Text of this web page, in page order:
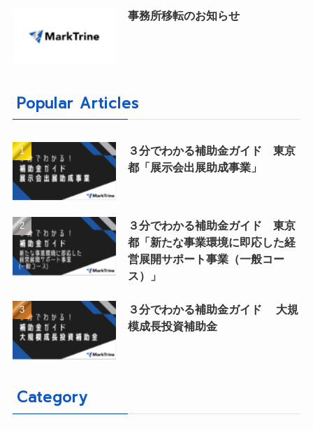
事務所移転のお知らせ
Popular Articles
３分でわかる補助金ガイド 東京
都「展示会出展助成事業」
３分でわかる補助金ガイド 東京
都「新たな事業環境に即応した経
営展開サポート事業（一般コー
ス）」
３分でわかる補助金ガイド 大規
模成長投資補助金
Category